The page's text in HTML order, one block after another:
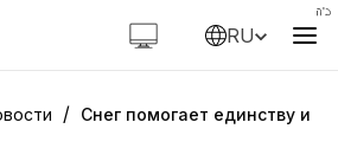
RU
/ Снег помогает единству и